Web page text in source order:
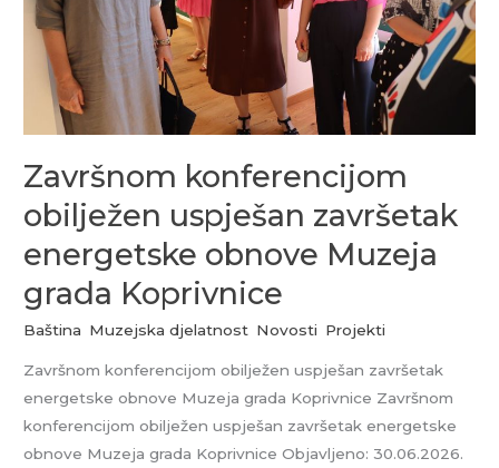
Završnom konferencijom
obilježen uspješan završetak
energetske obnove Muzeja
grada Koprivnice
Baština Muzejska djelatnost Novosti Projekti
Završnom konferencijom obilježen uspješan završetak
energetske obnove Muzeja grada Koprivnice Završnom
konferencijom obilježen uspješan završetak energetske
obnove Muzeja grada Koprivnice Objavljeno: 30.06.2026.
obnove
Muzeja
grada
Koprivnice